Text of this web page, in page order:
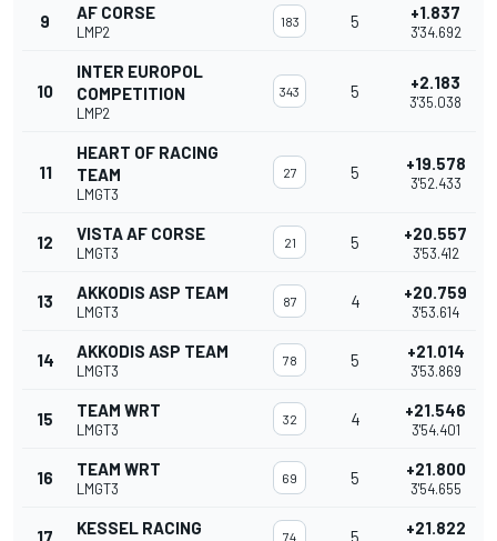
9 AF CORSE
LMP2
183 5 +1.837
3'34.692
10
INTER EUROPOL
COMPETITION
LMP2
343 5 +2.183
3'35.038
11
HEART OF RACING
TEAM
LMGT3
27 5 +19.578
3'52.433
12 VISTA AF CORSE
LMGT3
21 5 +20.557
3'53.412
13 AKKODIS ASP TEAM
LMGT3
87 4 +20.759
3'53.614
14 AKKODIS ASP TEAM
LMGT3
78 5 +21.014
3'53.869
15 TEAM WRT
LMGT3
32 4 +21.546
3'54.401
16 TEAM WRT
LMGT3
69 5 +21.800
3'54.655
17 KESSEL RACING 74 5 +21.822